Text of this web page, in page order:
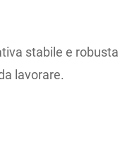
stabile e robusta
lavorare.